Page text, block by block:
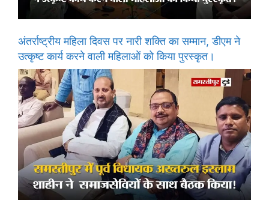
अंतर्राष्ट्रीय महिला दिवस पर नारी शक्ति का सम्मान, डीएम ने
उत्कृष्ट कार्य करने वाली महिलाओं को किया पुरस्कृत।